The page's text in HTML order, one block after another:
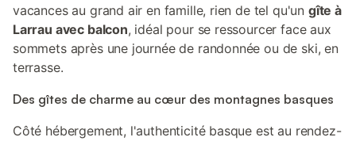
vacances au grand air en famille, rien de tel qu'un gîte à
Larrau avec balcon, idéal pour se ressourcer face aux
sommets après une journée de randonnée ou de ski, en
terrasse.
Des gîtes de charme au cœur des montagnes basques
Côté hébergement, l'authenticité basque est au rendez-